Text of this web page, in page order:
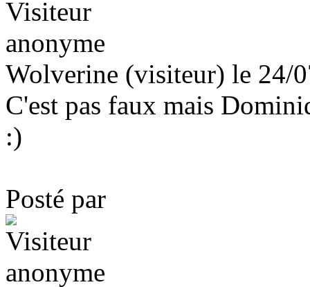
Wolverine (visiteur) le 24/
C'est pas faux mais
:)
Posté par